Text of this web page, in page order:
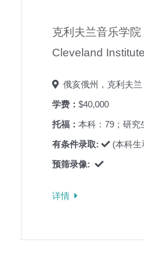
克利夫兰音乐学院
Cleveland
俄亥俄州，克利夫兰
学费： $40,000
托福： 本科：79；研究
有条件录取:
(本科生
预筛录像:
详情